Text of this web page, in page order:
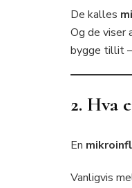
De kalles
Og de viser
bygge tillit
2. Hva
En
Vanligvis